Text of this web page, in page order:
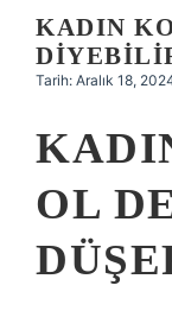
Hakkımızda
KADIN
Tarih: Aralık 18,
OL